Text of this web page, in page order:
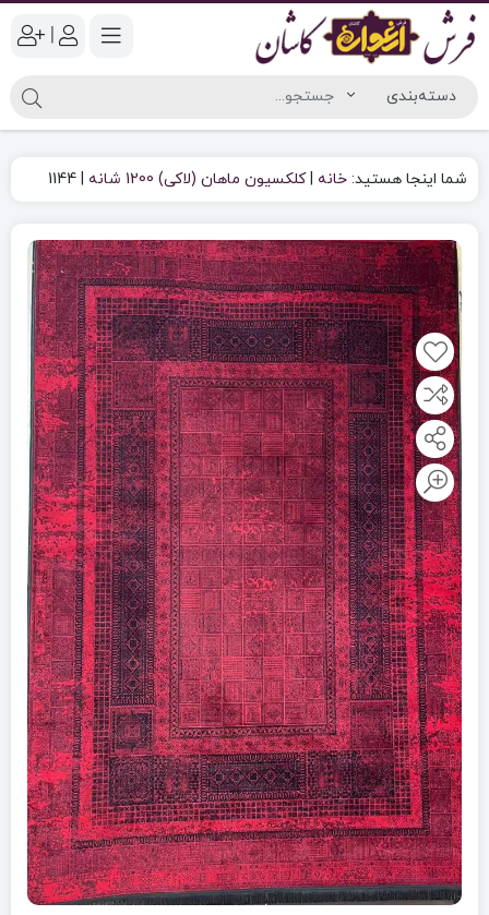
|
شما اینجا هستید: خانه |کلکسیون ماهان (لاکی) 1200 شانه 1144